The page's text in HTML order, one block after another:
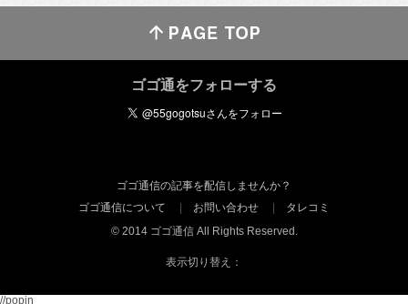
ゴゴ通をフォローする
ゴゴ通信の記事を配信しませんか？
ゴゴ通信について
お問い合わせ
タレコミ
© 2014 ゴゴ通信 All Rights Reserved.
表示切り替え：
//popin